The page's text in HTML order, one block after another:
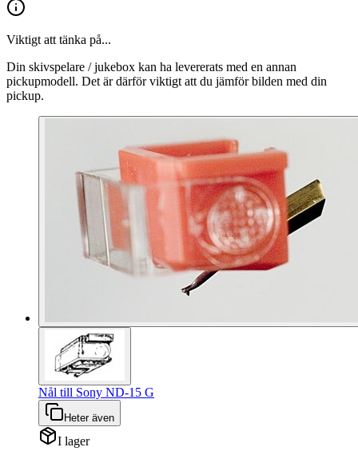
Viktigt att tänka på...
Din skivspelare / jukebox kan ha levererats med en annan
pickupmodell. Det är därför viktigt att du jämför bilden med din
pickup.
Nål till Sony ND-15 G
Heter även
I lager